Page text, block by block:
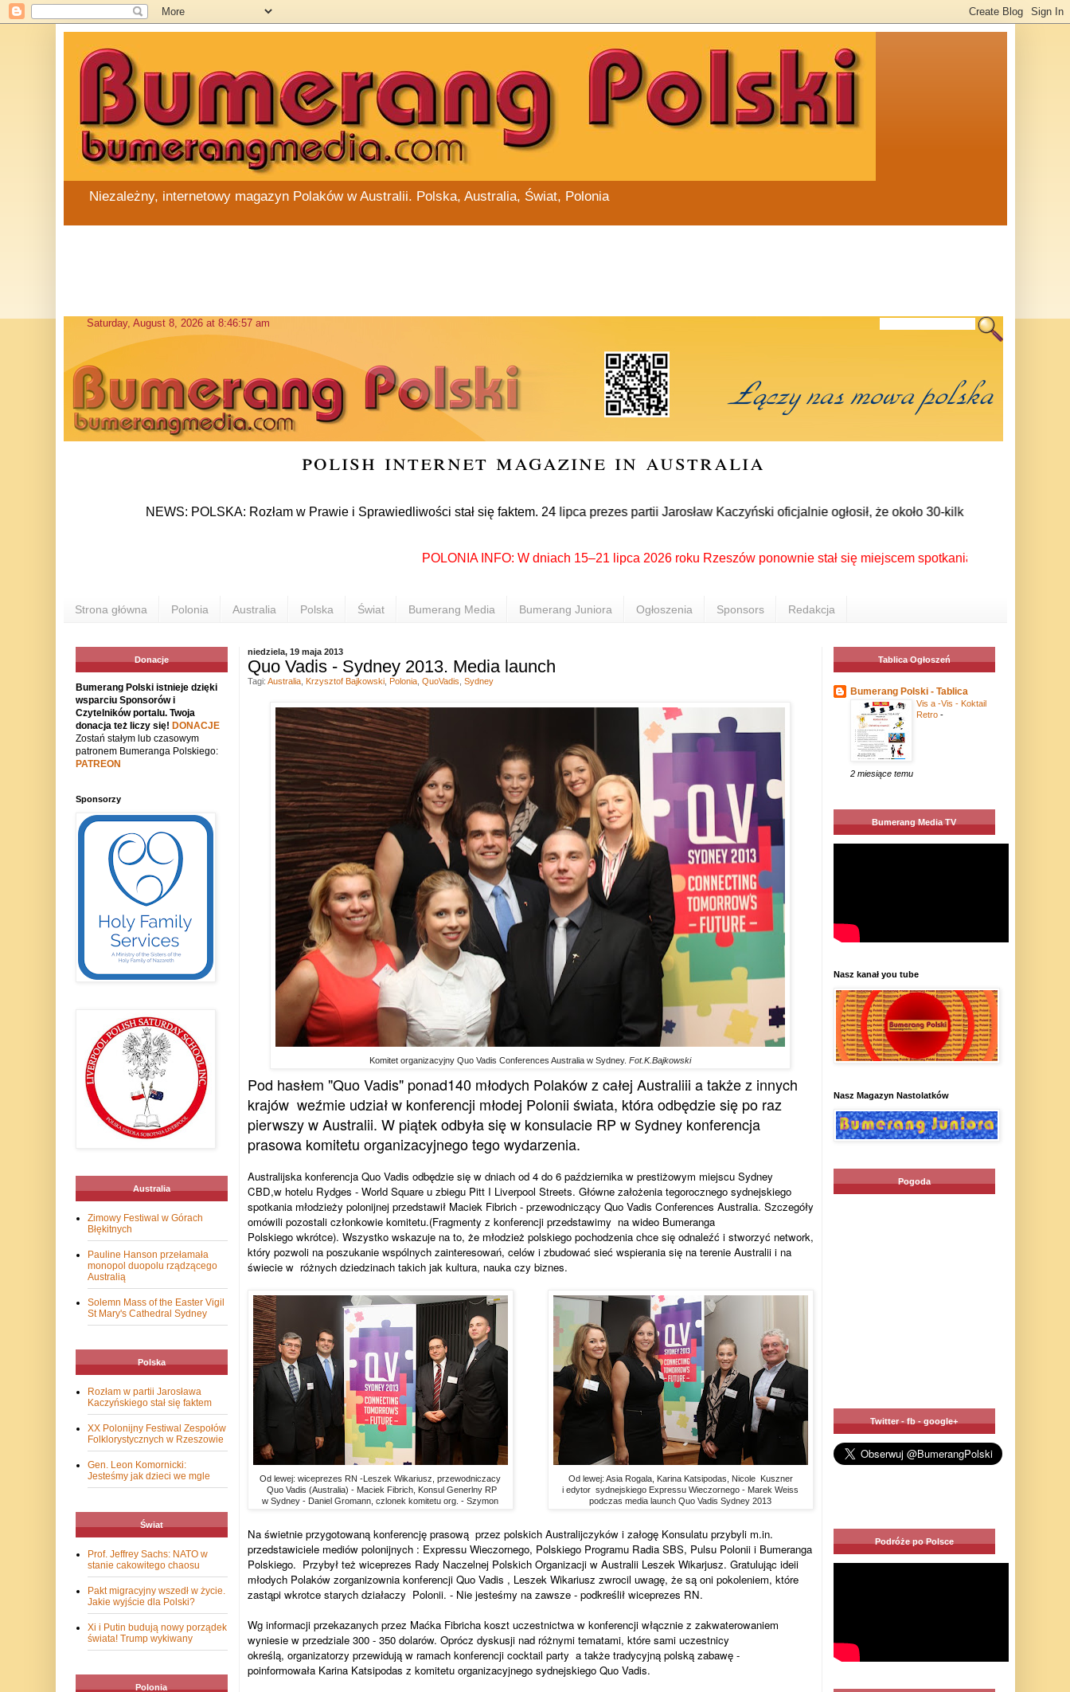
Niezależny, internetowy magazyn Polaków w Australii. Polska, Australia, Świat, Polonia
polish internet magazine in australia
NEWS: POLSKA: Rozłam w Prawie i Sprawiedliwości stał się faktem. 24 lipca prezes partii Jarosław Kaczyński oficjalnie ogłosił, że około 30-kilku posłów
POLONIA INFO: W dniach 15–21 lipca 2026 roku Rzeszów ponownie stał się miejscem spotkania Polonii z
Strona główna Polonia Australia Polska Świat Bumerang Media Bumerang Juniora Ogłoszenia Sponsors Redakcja
niedziela, 19 maja 2013
Quo Vadis - Sydney 2013. Media launch
Komitet organizacyjny Quo Vadis Conferences Australia w Sydney. Fot.K.Bajkowski
Pod hasłem "Quo Vadis" ponad140 młodych Polaków z całej Australiii a także z innych
krajów weźmie udział w konferencji młodej Polonii świata, która odbędzie się po raz
pierwszy w Australii. W piątek odbyła się w konsulacie RP w Sydney konferencja
prasowa komitetu organizacyjnego tego wydarzenia.
Australijska konferencja Quo Vadis odbędzie się w dniach od 4 do 6 października w prestiżowym miejscu Sydney
CBD,w hotelu Rydges - World Square u zbiegu Pitt I Liverpool Streets. Główne założenia tegorocznego sydnejskiego
spotkania młodzieży polonijnej przedstawił Maciek Fibrich - przewodniczący Quo Vadis Conferences Australia. Szczegóły
omówili pozostali członkowie komitetu.(Fragmenty z konferencji przedstawimy na wideo Bumeranga
Polskiego wkrótce). Wszystko wskazuje na to, że młodzież polskiego pochodzenia chce się odnaleźć i stworzyć network,
który pozwoli na poszukanie wspólnych zainteresowań, celów i zbudować sieć wspierania się na terenie Australii i na
świecie w różnych dziedzinach takich jak kultura, nauka czy biznes.
Od lewej: wiceprezes RN -Leszek Wikariusz, przewodniczacy
Quo Vadis (Australia) - Maciek Fibrich, Konsul Generlny RP
w Sydney - Daniel Gromann, czlonek komitetu org. - Szymon
Od lewej: Asia Rogala, Karina Katsipodas, Nicole Kuszner
i edytor sydnejskiego Expressu Wieczornego - Marek Weiss
podczas media launch Quo Vadis Sydney 2013
Na świetnie przygotowaną konferencję prasową przez polskich Australijczyków i załogę Konsulatu przybyli m.in.
przedstawiciele mediów polonijnych : Expressu Wieczornego, Polskiego Programu Radia SBS, Pulsu Polonii i Bumeranga
Polskiego. Przybył też wiceprezes Rady Naczelnej Polskich Organizacji w Australii Leszek Wikarjusz. Gratulując ideii
młodych Polaków zorganizownia konferencji Quo Vadis , Leszek Wikariusz zwrocil uwagę, że są oni pokoleniem, które
zastąpi wkrotce starych działaczy Polonii. - Nie jesteśmy na zawsze - podkreślił wiceprezes RN.
Wg informacji przekazanych przez Maćka Fibricha koszt uczestnictwa w konferencji włącznie z zakwaterowaniem
wyniesie w przedziale 300 - 350 dolarów. Oprócz dyskusji nad różnymi tematami, które sami uczestnicy
określą, organizatorzy przewidują w ramach konferencji cocktail party a także tradycyjną polską zabawę -
poinformowała Karina Katsipodas z komitetu organizacyjnego sydnejskiego Quo Vadis.
Tagi: Australia, Krzysztof Bajkowski, Polonia, QuoVadis Sydney
Donacje
Bumerang Polski istnieje dzięki
wsparciu Sponsorów i
Czytelników portalu. Twoja
donacja też liczy się! DONACJE
Zostań stałym lub czasowym
patronem Bumeranga Polskiego:
PATREON
Sponsorzy
Australia
Zimowy Festiwal w Górach
Błękitnych
Pauline Hanson przełamała
monopol duopolu rządzącego
Australią
Solemn Mass of the Easter Vigil
St Mary's Cathedral Sydney
Polska
Rozłam w partii Jarosława
Kaczyńskiego stał się faktem
XX Polonijny Festiwal Zespołów
Folklorystycznych w Rzeszowie
Gen. Leon Komornicki:
Jesteśmy jak dzieci we mgle
Świat
Prof. Jeffrey Sachs: NATO w
stanie cakowitego chaosu
Pakt migracyjny wszedł w życie.
Jakie wyjście dla Polski?
Xi i Putin budują nowy porządek
świata! Trump wykiwany
Polonia
Tablica Ogłoszeń
Bumerang Polski - Tablica
Vis a -Vis - Koktail
Retro -
2 miesiące temu
Bumerang Media TV
Nasz kanał you tube
Nasz Magazyn Nastolatków
Pogoda
Twitter - fb - google+
Podróże po Polsce